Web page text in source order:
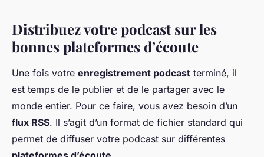
Distribuez votre podcast sur les
bonnes plateformes d’écoute
Une fois votre enregistrement podcast terminé, il
est temps de le publier et de le partager avec le
monde entier. Pour ce faire, vous avez besoin d’un
flux RSS. Il s’agit d’un format de fichier standard qui
permet de diffuser votre podcast sur différentes